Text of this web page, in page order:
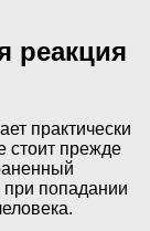
реакция
практически
стоит прежде
попадании